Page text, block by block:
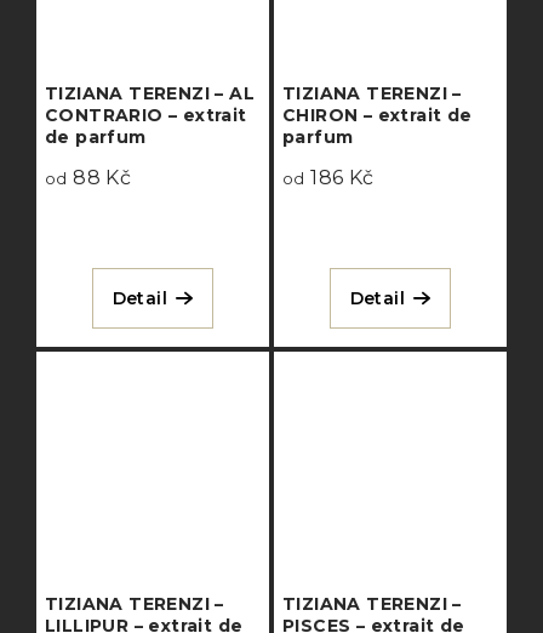
TIZIANA TERENZI – AL
CONTRARIO – extrait
de parfum
od 88 Kč
Detail
TIZIANA TERENZI –
CHIRON – extrait de
parfum
od 186 Kč
Detail
TIZIANA TERENZI –
LILLIPUR – extrait de
TIZIANA TERENZI –
PISCES – extrait de